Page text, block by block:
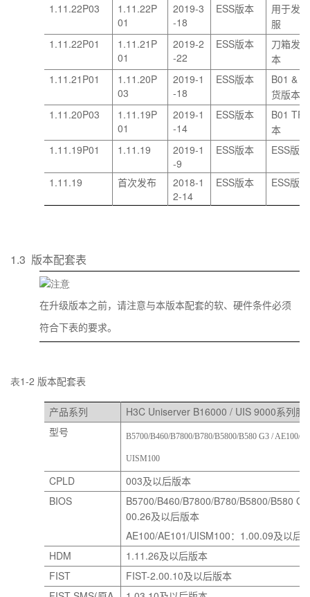
1.11.22P03
1.11.22P
01
2019-3
-18
ESS版本
用于发
服
1.11.22P01
1.11.21P
01
2019-2
-22
ESS版本
刀箱发
本
1.11.21P01
1.11.20P
03
2019-1
-18
ESS版本 B01 &
货版本
1.11.20P03
1.11.19P
01
2019-1
-14
ESS版本 B01 TR5
本
1.11.19P01 1.11.19
2019-1
-9
ESS版本 ESS版本
1.11.19 首次发布
2018-1
2-14
ESS版本 ESS版本
1.3 版本配套表
在升级版本之前，请注意与本版本配套的软、硬件条件必须
符合下表的要求。
表1-2 版本配套表
产品系列 H3C Uniserver B16000 / UIS 9000系列服
型号
B5700/B460/B7800/B780/B5800/B580 G3 / AE100/
UISM100
CPLD 003及以后版本
BIOS B5700/B460/B7800/B780/B5800/B580 G3
00.26及以后版本
AE100/AE101/UISM100 ： 1.00.09及以后
HDM 1.11.26及以后版本
FIST FIST-2.00.10及以后版本